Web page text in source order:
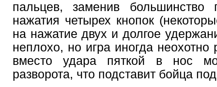
пальцев, заменив большинство
нажатия четырех кнопок
на нажатие двух и долгое
неплохо, но игра иногда неохотно
вместо удара пяткой в нос
разворота, что подставит бойца